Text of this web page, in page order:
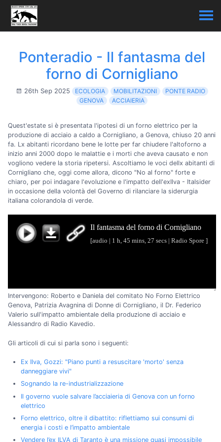
Ponteradio - Il fantasma del
forno di Cornigliano
26th Sep 2025 ECOLOGIA MOBILITAZIONI
PONTE RADIO
GENOVA
ACCIAIERIA
Quest'estate si è presentata l'ipotesi di un forno elettrico per la
produzione di acciaio a caldo a Cornigliano, a Genova, chiuso 20 anni
fa. Lx abitanti ricordano bene le lotte per far chiudere l'altoforno a
inizio anni 2000 dopo le malattie e i morti che aveva causato e non
vogliono vedere la storia ripetersi. Ascoltiamo le voci dellx abitanti di
Cornigliano che, oggi come allora, dicono "No al forno" forte e
chiaro, per poi indagare l'evoluzione e l'impatto dell'exIlva - Italsider
in occasione della volontà del Governo di rilanciare la siderurgia
italiana colorandola di verde.
Intervengono: Roberto e Daniela del comitato No Forno Elettrico
Genova, Patrizia Avagnina di Donne di Cornigliano, il Dr. Federico
Valerio sull'impatto ambientale della produzione di acciaio e
Alessandro di Radio Kavedio.
Gli articoli di cui si parla sono i seguenti:
Ex Ilva, Gozzi: "Piano punti a resuscitare 'morto' senza
danneggiare vivi"
Sognando la re-industrializzazione
Il governo vuole salvare l’acciaieria di Genova con un forno
elettrico
Forno elettrico, oltre il dibattito: riflettiamo sui consumi di
energia i costi e l’impatto ambientale
Vendere l’ex ILVA di Taranto è una missione quasi impossibile